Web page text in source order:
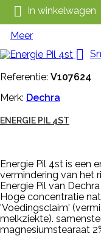
 In winkelwagen
Meer

Referentie: V107624
Merk: Dechra
ENERGIE PIL 4ST
Energie Pil 4st is een
vermindering van het
Energie Pil van
Hoge concentratie
'Voedingsclaim'
melkziekte).
magnesiumstearaat